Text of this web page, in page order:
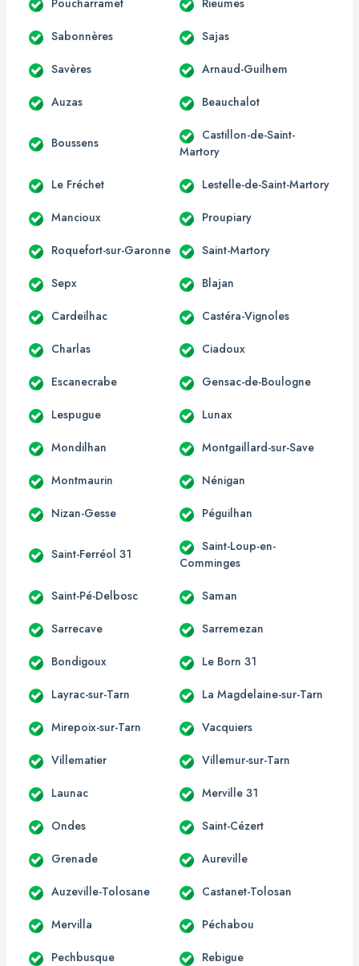
Sabonnères Sajas
Savères Arnaud-Guilhem
Auzas Beauchalot
Boussens
Castillon-de-Saint-
Martory
Le Fréchet Lestelle-de-Saint-Martory
Mancioux Proupiary
Roquefort-sur-Garonne Saint-Martory
Sepx Blajan
Cardeilhac Castéra-Vignoles
Charlas Ciadoux
Escanecrabe Gensac-de-Boulogne
Lespugue Lunax
Mondilhan Montgaillard-sur-Save
Montmaurin Nénigan
Nizan-Gesse Péguilhan
Saint-Ferréol 31
Saint-Loup-en-
Comminges
Saint-Pé-Delbosc Saman
Sarrecave Sarremezan
Bondigoux Le Born 31
Layrac-sur-Tarn La Magdelaine-sur-Tarn
Mirepoix-sur-Tarn Vacquiers
Villematier Villemur-sur-Tarn
Launac Merville 31
Ondes Saint-Cézert
Grenade Aureville
Auzeville-Tolosane Castanet-Tolosan
Mervilla Péchabou
Pechbusque Rebigue